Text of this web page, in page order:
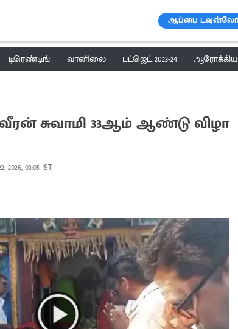
ஆப்பை
டிரெண்டிங் வானிலை பட்ஜெட் 2023-24
சுவாமி 33ஆம் ஆண்டு விழா
2026, 03:05 IST